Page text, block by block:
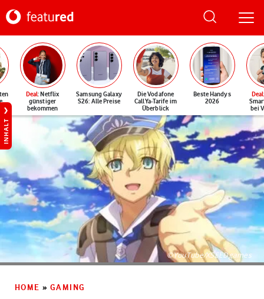
Deal: Netflix
günstiger
bekommen
Samsung Galaxy
S26: Alle Preise
Die Vodafone
CallYa-Tarife im
Überblick
Beste Handys
2026
Deal
bei
INHALT
©YouTube/XSEEDgames
HOME » GAMING